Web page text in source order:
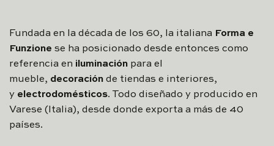
Fundada en la década de los 60, la italiana Forma e
Funzione se ha posicionado desde entonces como
referencia en iluminación para el
mueble, decoración de tiendas e interiores,
y electrodomésticos. Todo diseñado y producido en
Varese (Italia), desde donde exporta a más de 40
países.